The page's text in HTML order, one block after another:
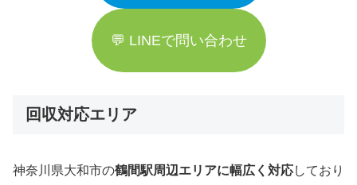
💬 LINEで問い合わせ
回収対応エリア
神奈川県大和市の鶴間駅周辺エリアに幅広く対応しており